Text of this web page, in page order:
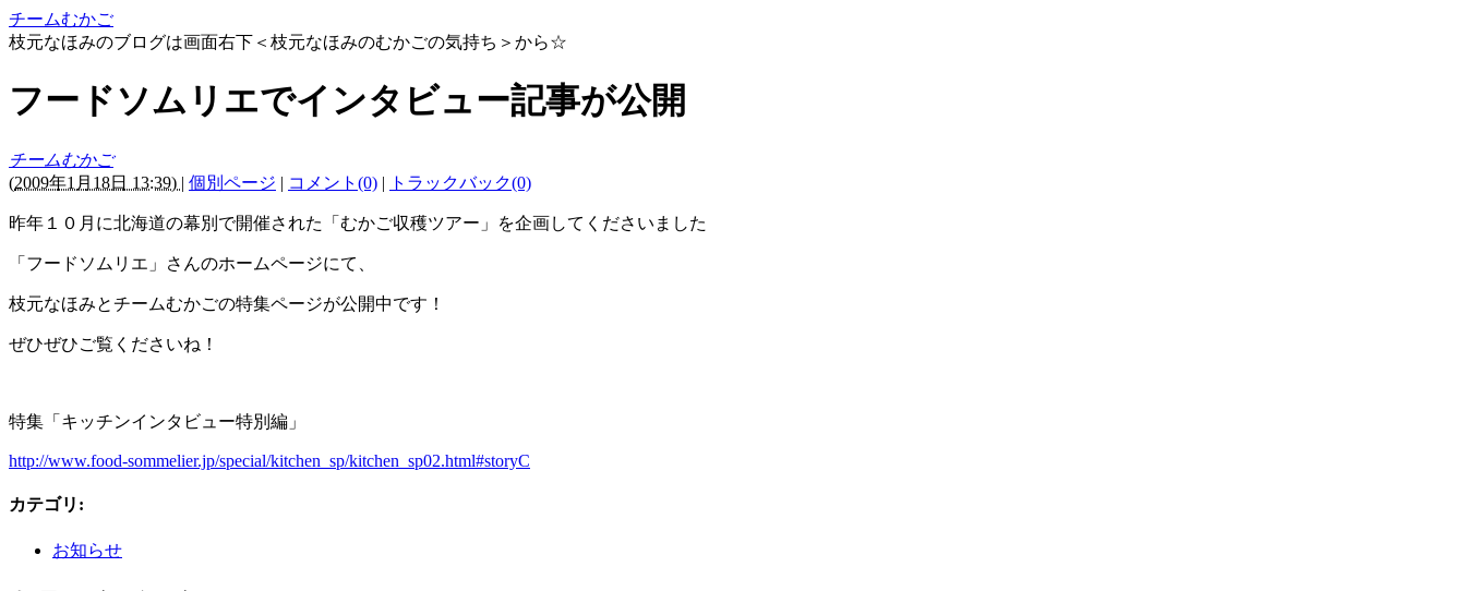
チームむかご
枝元なほみのブログは画面右下＜枝元なほみのむかごの気持ち＞から☆
フードソムリエでインタビュー記事が公開
チームむかご
(2009年1月18日 13:39) | 個別ページ | コメント(0) | トラックバック(0)
昨年１０月に北海道の幕別で開催された「むかご収穫ツアー」を企画してくださいました
「フードソムリエ」さんのホームページにて、
枝元なほみとチームむかごの特集ページが公開中です！
ぜひぜひご覧くださいね！
特集「キッチンインタビュー特別編」
http://www.food-sommelier.jp/special/kitchen_sp/kitchen_sp02.html#storyC
カテゴリ :
お知らせ